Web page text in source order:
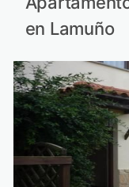
en Lamuño